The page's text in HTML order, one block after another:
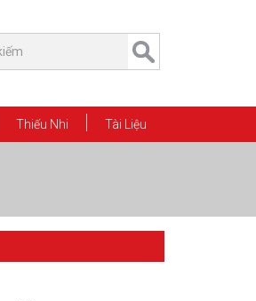
Thiếu Nhi Tài Liệu